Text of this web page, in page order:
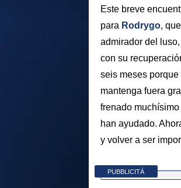
Este breve
para Rodrygo,
admirador del
con su
seis meses
mantenga fuera
frenado
han ayudado.
y volver a ser
PUBBLICITÀ